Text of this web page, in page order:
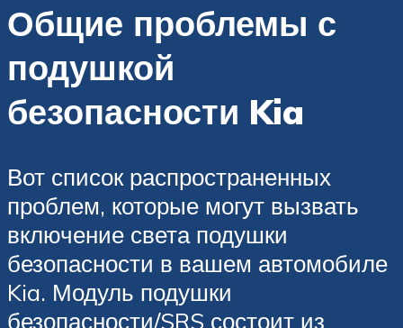
Общие проблемы с
подушкой
безопасности Kia
Вот список распространенных
проблем, которые могут вызвать
включение света подушки
безопасности в вашем автомобиле
Kia. Модуль подушки
безопасности/SRS состоит из